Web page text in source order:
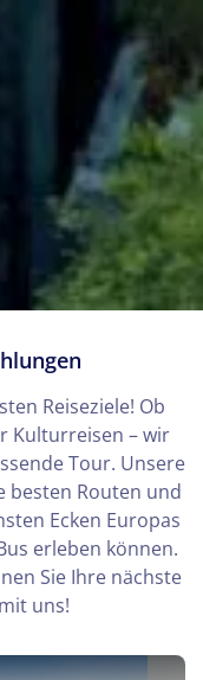
Reiseziele! Ob
Kulturreisen – wir
Tour. Unsere
besten Routen und
Ecken Europas
erleben können.
Sie Ihre nächste
uns!